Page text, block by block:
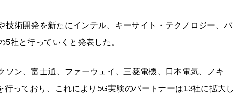
技術開発を新たにインテル、キーサイト・テクノロジー、パ
社と行っていくと発表した。
ソン、富士通、ファーウェイ、三菱電機、日本電気、ノキ
っており、これにより5G実験のパートナーは13社に拡大し